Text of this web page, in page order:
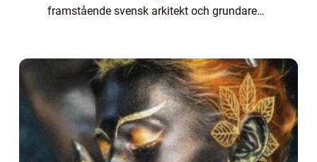
framstående svensk arkitekt och grundare
imponerande portföl...